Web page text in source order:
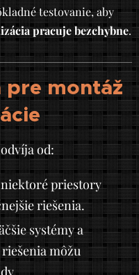
testovanie, aby
pracuje bezchybne.
pre montáž
od:
priestory
riešenia.
systémy a
môžu